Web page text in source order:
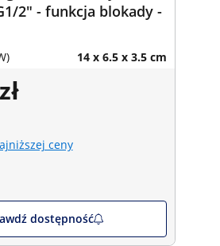
2" - funkcja blokady -
14 x 6.5 x 3.5 cm
ceny
dostępność